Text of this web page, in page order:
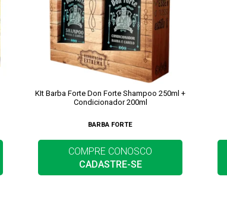
KIt Barba Forte Don Forte Shampoo 250ml +
Condicionador 200ml
BARBA FORTE
COMPRE CONOSCO
CADASTRE-SE